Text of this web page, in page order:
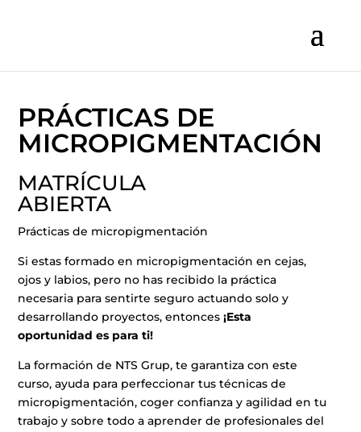
PRÁCTICAS DE
MICROPIGMENTACIÓN
MATRÍCULA
ABIERTA
Prácticas de micropigmentación
Si estas formado en micropigmentación en cejas,
ojos y labios, pero no has recibido la práctica
necesaria para sentirte seguro actuando solo y
desarrollando proyectos, entonces¡Esta
oportunidad es para ti!
La formación de NTS Grup, te garantiza con este
curso, ayuda para perfeccionar tus técnicas de
micropigmentación, coger confianza y agilidad en tu
trabajo y sobre todo a aprender de profesionales del